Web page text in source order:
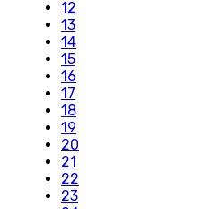
12
13
14
15
16
17
18
19
20
21
22
23